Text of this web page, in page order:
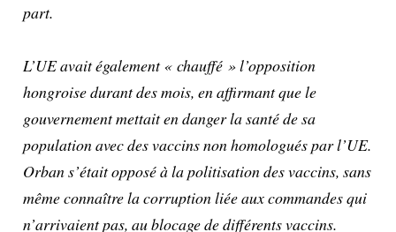
part.
L’UE avait également « chauffé » l’opposition
hongroise durant des mois, en affirmant que le
gouvernement mettait en danger la santé de sa
population avec des vaccins non homologués par l’UE.
Orban s’était opposé à la politisation des vaccins, sans
même connaître la corruption liée aux commandes qui
n’arrivaient pas, au blocage de différents vaccins.